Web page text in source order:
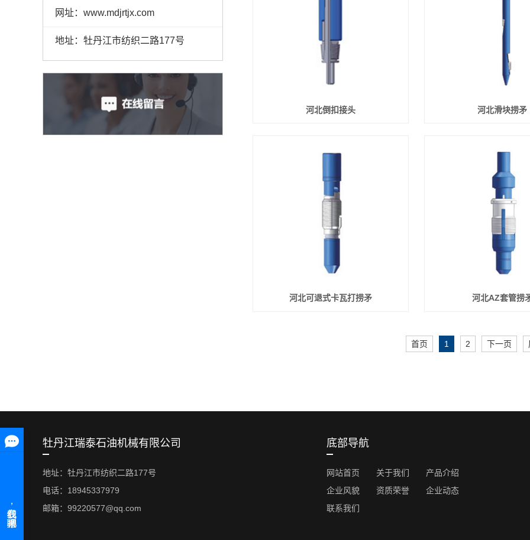
网址：www.mdjrtjx.com
地址：牡丹江市纺织二路177号
河北倒扣接头 河北滑块捞矛
河北可退式卡瓦打捞矛 河北AZ套管捞
首页 1 2 下一页
牡丹江瑞泰石油机械有限公司
地址：牡丹江市纺织二路177号
电话：18945337979
邮箱：99220577@qq.com
底部导航
网站首页 关于我们
产品介绍
企业风貌
资质荣誉
企业动态
联系我们